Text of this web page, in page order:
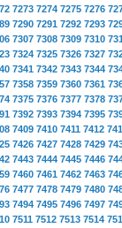
7273 7274 7275 7276
7290 7291 7292 7293
7307 7308 7309 7310
7324 7325 7326 7327
7341 7342 7343 7344
7358 7359 7360 7361
7375 7376 7377 7378
7392 7393 7394 7395
7409 7410 7411 7412
7426 7427 7428 7429
7443 7444 7445 7446
7460 7461 7462 7463
7477 7478 7479 7480
7494 7495 7496 7497
7511 7512 7513 7514